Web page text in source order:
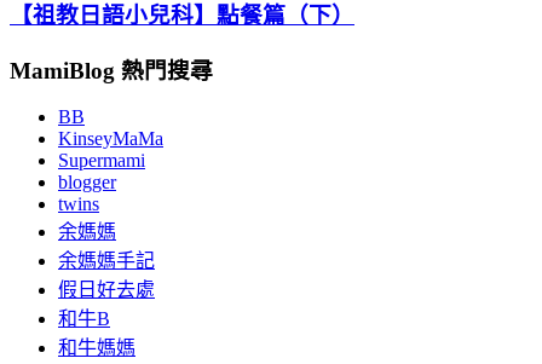
【祖教日語小兒科】點餐篇（下）
MamiBlog 熱門搜尋
BB
KinseyMaMa
Supermami
blogger
twins
余媽媽
余媽媽手記
假日好去處
和牛B
和牛媽媽